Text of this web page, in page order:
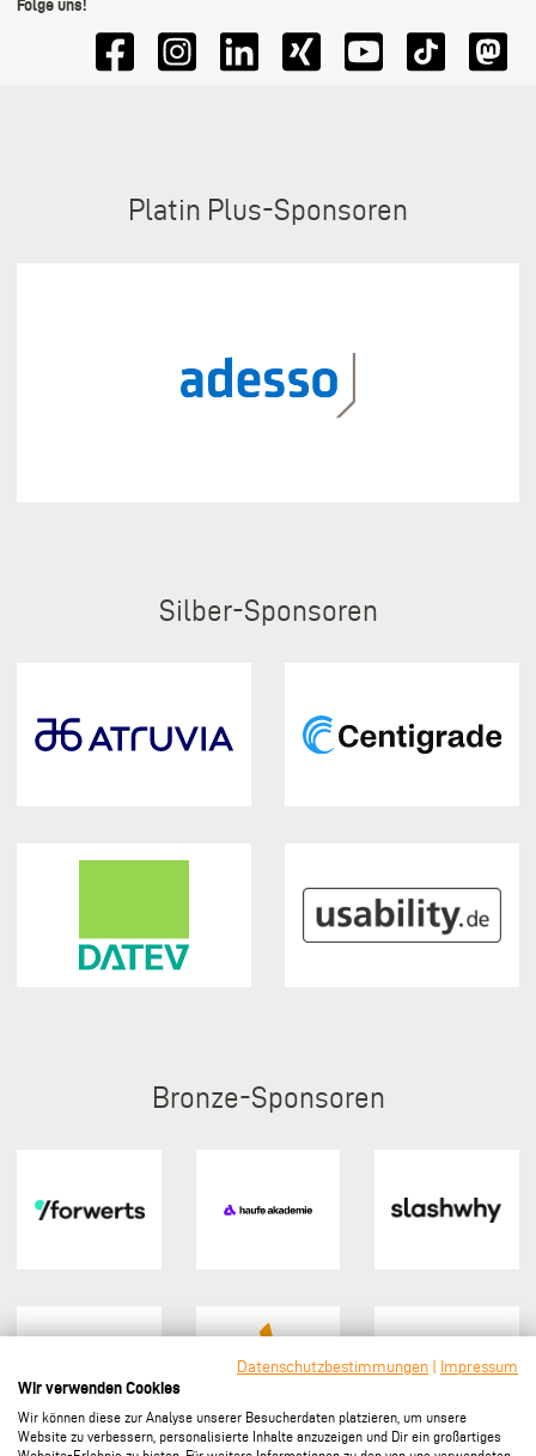
Folge uns!
Silber
Bronze
Platin Plus
Datenschutzbestimmungen
Impressum
Wir verwenden Cookies
Wir können diese zur Analyse unserer Besucherdaten platzieren, um unsere
Website zu verbessern, personalisierte Inhalte anzuzeigen und Dir ein großartiges